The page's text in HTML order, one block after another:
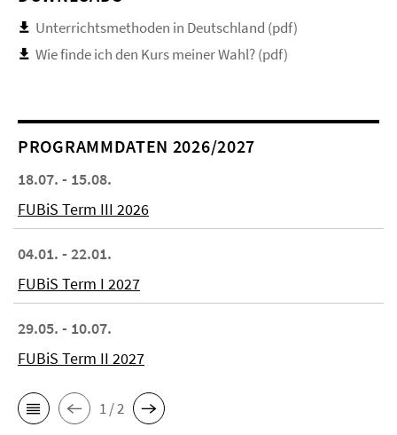
Unterrichtsmethoden in Deutschland (pdf)
Wie finde ich den Kurs meiner Wahl? (pdf)
PROGRAMMDATEN 2026/2027
18.07. - 15.08.
FUBiS Term III 2026
04.01. - 22.01.
FUBiS Term I 2027
29.05. - 10.07.
FUBiS Term II 2027
1 / 2